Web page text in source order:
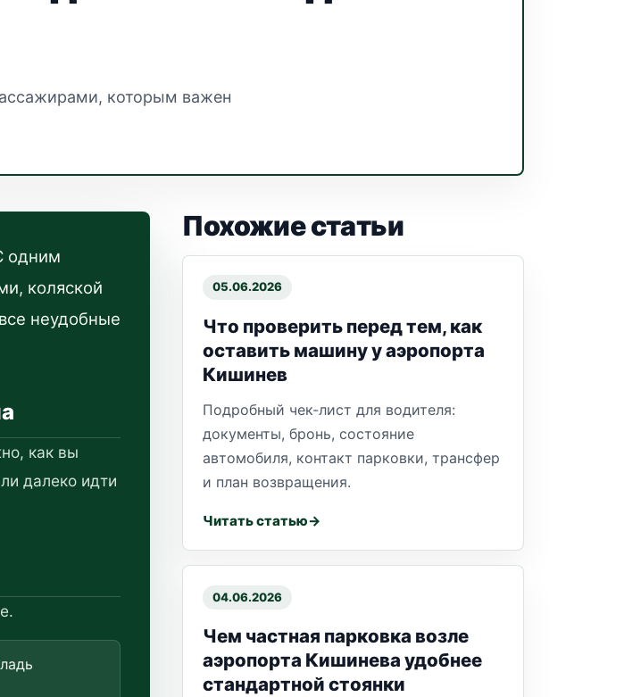
которым важен
одним
коляской
неудобные
как вы
далеко идти
Похожие статьи
05.06.2026
Что проверить перед тем, как
оставить машину у аэропорта
Кишинев
Подробный чек-лист для водителя:
документы, бронь, состояние
автомобиля, контакт парковки, трансфер
и план возвращения.
Читать статью
04.06.2026
Чем частная парковка возле
аэропорта Кишинева удобнее
стандартной стоянки